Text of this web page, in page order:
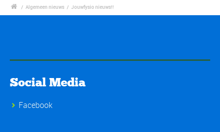
/ Algemeen nieuws / Jouwfysio nieuws!!
Social Media
Facebook